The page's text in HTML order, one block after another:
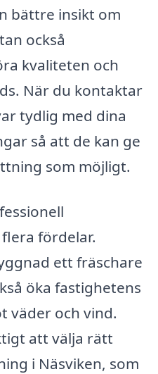
bättre insikt om
också
kvaliteten och
När du kontaktar
tydlig med dina
så att de kan ge
som möjligt.
fördelar.
ett fräschare
öka fastighetens
väder och vind.
att välja rätt
i Näsviken, som